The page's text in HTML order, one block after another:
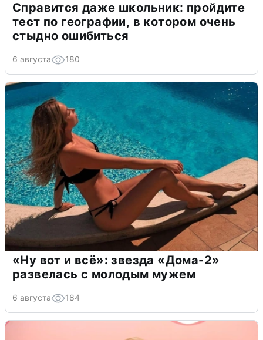
Справится даже школьник: пройдите
тест по географии, в котором очень
стыдно ошибиться
6 августа 180
«Ну вот и всё»: звезда «Дома-2»
развелась с молодым мужем
6 августа 184